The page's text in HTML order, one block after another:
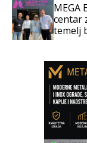
MEGA
centar
temelj